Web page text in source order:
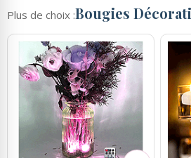
Plus de choix :Bougies